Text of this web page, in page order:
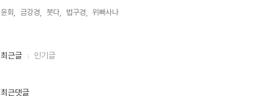
윤회,
금강경, 붓다, 법구경, 위빠사나,
최
인
최근글 인기글
최근댓글